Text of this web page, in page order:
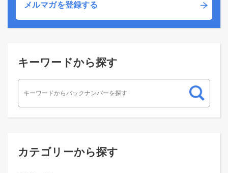
メルマガを登録する
キーワードから探す
カテゴリーから探す